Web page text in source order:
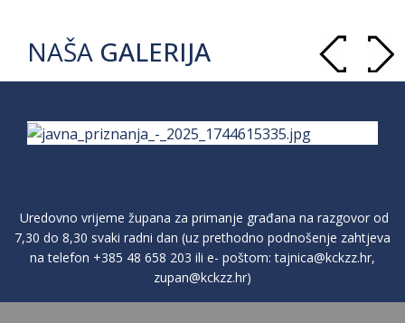
NAŠA GALERIJA
Uredovno vrijeme župana za primanje građana na razgovor od
7,30 do 8,30 svaki radni dan (uz prethodno podnošenje zahtjeva
na telefon +385 48 658 203 ili e- poštom:tajnica@kckzz.hr,
zupan@kckzz.hr)